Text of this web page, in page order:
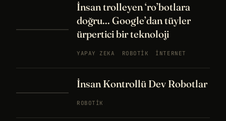
İnsan trolleyen ‘ro’botlara
doğru... Google’dan tüyler
ürpertici bir teknoloji
YAPAY ZEKA ROBOTIK İNTERNET
İnsan Kontrollü Dev Robotlar
ROBOTIK